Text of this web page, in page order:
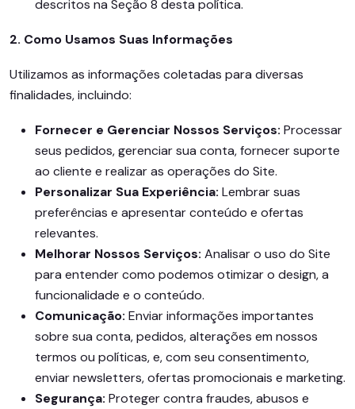
descritos na Seção 8 desta política.
2. Como Usamos Suas Informações
Utilizamos as informações coletadas para diversas
finalidades, incluindo:
Fornecer e Gerenciar Nossos Serviços: Processar
seus pedidos, gerenciar sua conta, fornecer suporte
ao cliente e realizar as operações do Site.
Personalizar Sua Experiência: Lembrar suas
preferências e apresentar conteúdo e ofertas
relevantes.
Melhorar Nossos Serviços: Analisar o uso do Site
para entender como podemos otimizar o design, a
funcionalidade e o conteúdo.
Comunicação: Enviar informações importantes
sobre sua conta, pedidos, alterações em nossos
termos ou políticas, e, com seu consentimento,
enviar newsletters, ofertas promocionais e marketing.
Segurança: Proteger contra fraudes, abusos e